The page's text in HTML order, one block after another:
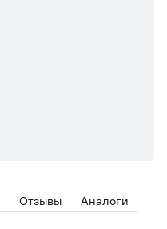
Отзывы Аналоги